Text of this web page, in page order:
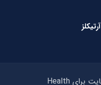
تمامی حقوق مادی و معنوی این سایت برای Health